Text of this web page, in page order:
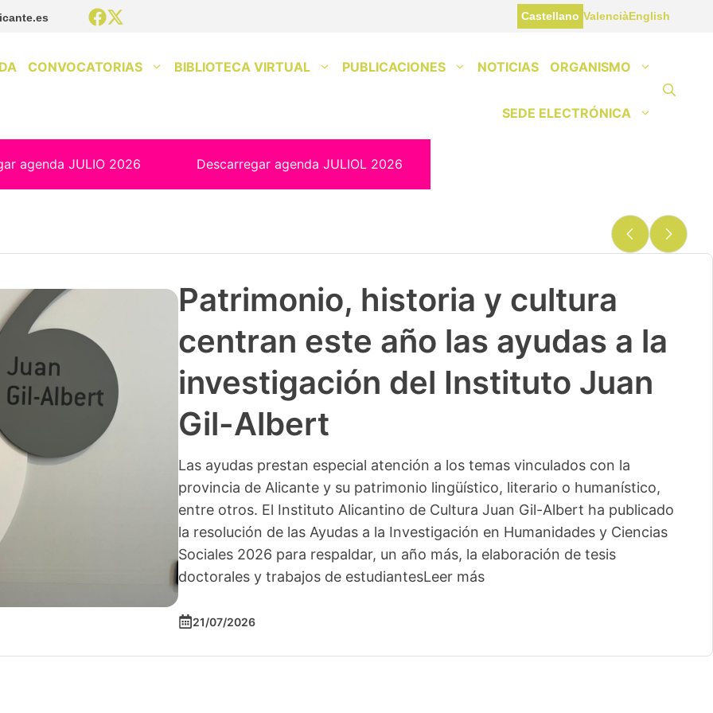
Castellano ValenciàEnglish
CONVOCATORIAS BIBLIOTECA VIRTUAL PUBLICACIONES NOTICIAS ORGANISMO
SEDE ELECTRÓNICA
agenda JULIO 2026 Descarregar agenda JULIOL 2026
Patrimonio, historia y cultura
centran este año las ayudas a la
investigación del Instituto Juan
Gil-Albert
Las ayudas prestan especial atención a los temas vinculados con la
provincia de Alicante y su patrimonio lingüístico, literario o humanístico,
entre otros. El Instituto Alicantino de Cultura Juan Gil-Albert ha publicado
la resolución de las Ayudas a la Investigación en Humanidades y Ciencias
Sociales 2026 para respaldar, un año más, la elaboración de tesis
doctorales y trabajos de estudiantesLeer más
21/07/2026